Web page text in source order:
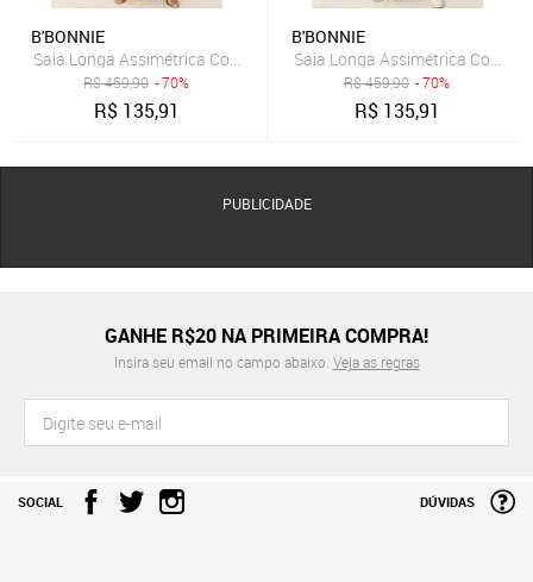
B'BONNIE
Saia Longa Assimétrica Com Bolsos B’Bonnie Úrsula Floral Laranja
R$459,90 - 70%
R$ 135,91
B'BONNIE
Saia Longa Assimétrica Com
R$459,90 - 70%
R$ 135,91
PUBLICIDADE
GANHE R$20 NA PRIMEIRA COMPRA!
Insira seu email no campo abaixo. Veja as regras
SOCIAL DÚVIDAS